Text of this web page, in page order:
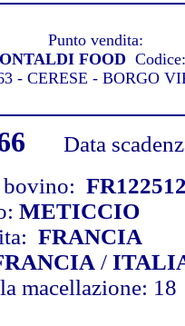
Punto vendita:
FOOD
- CERESE - BORGO
Data
METICCIO
FRANCIA
/
macellazione: 18